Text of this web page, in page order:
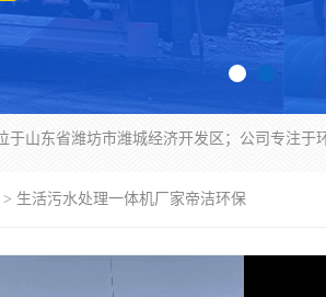
> 生活污水处理一体机厂家帝洁环保